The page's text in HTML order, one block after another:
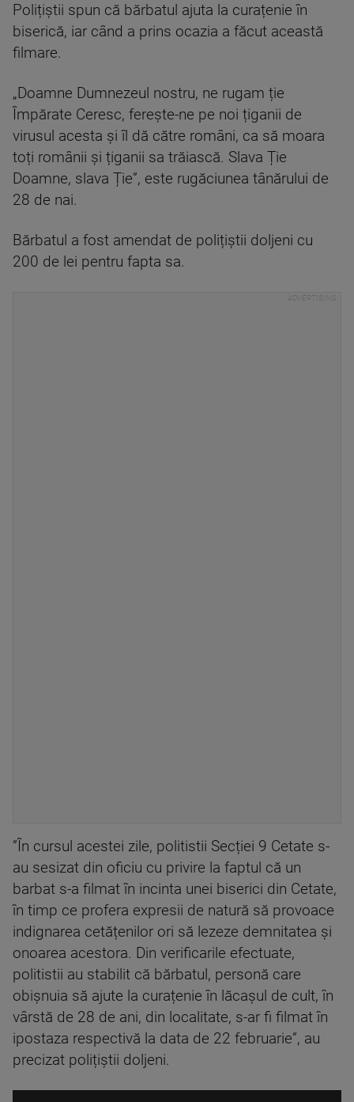
Polițiștii spun că bărbatul ajuta la curațenie în
biserică, iar când a prins ocazia a făcut această
filmare.
„Doamne Dumnezeul nostru, ne rugam ție
Împărate Ceresc, ferește-ne pe noi țiganii de
virusul acesta și îl dă către români, ca să moara
toți românii și țiganii sa trăiască. Slava Ție
Doamne, slava Ție”, este rugăciunea tânărului de
28 de nai.
Bărbatul a fost amendat de polițiștii doljeni cu
200 de lei pentru fapta sa.
”În cursul acestei zile, politistii Secției 9 Cetate s-
au sesizat din oficiu cu privire la faptul că un
barbat s-a filmat în incinta unei biserici din Cetate,
în timp ce profera expresii de natură să provoace
indignarea cetățenilor ori să lezeze demnitatea și
onoarea acestora. Din verificarile efectuate,
politistii au stabilit că bărbatul, personă care
obișnuia să ajute la curațenie în lăcașul de cult, în
vârstă de 28 de ani, din localitate, s-ar fi filmat în
ipostaza respectivă la data de 22 februarie”, au
precizat polițiștii doljeni.